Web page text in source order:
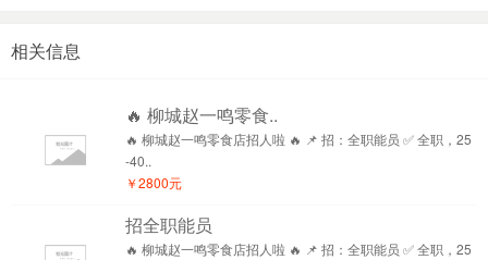
相关信息
🔥 柳城赵一鸣零食..
🔥 柳城赵一鸣零食店招人啦 🔥 📌 招：全职能员 ✅ 全职，25
-40..
￥2800元
招全职能员
🔥 柳城赵一鸣零食店招人啦 🔥 📌 招：全职能员 ✅ 全职，25